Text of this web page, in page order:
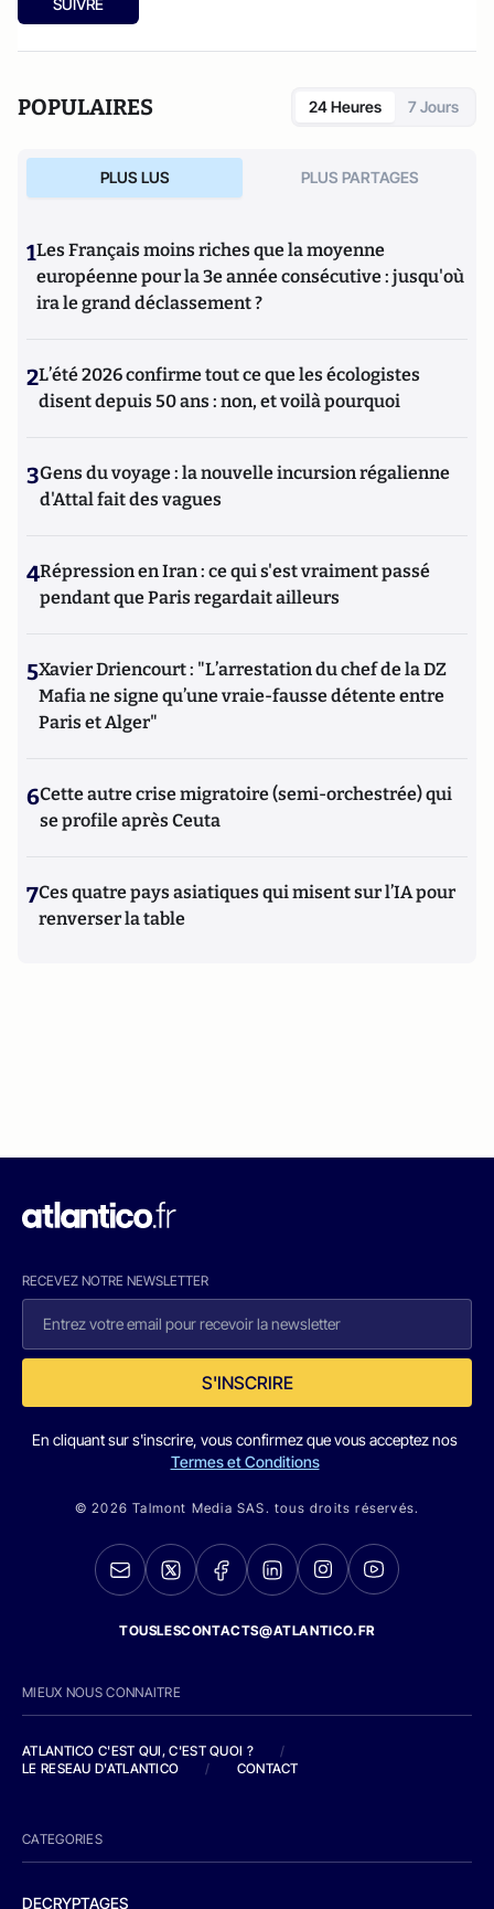
SUIVRE
POPULAIRES 24 Heures 7 Jours
PLUS LUS PLUS PARTAGES
1Les Français moins riches que la moyenne
européenne pour la 3e année consécutive : jusqu'où
ira le grand déclassement ?
2L’été 2026 confirme tout ce que les écologistes
disent depuis 50 ans : non, et voilà pourquoi
3Gens du voyage : la nouvelle incursion régalienne
d'Attal fait des vagues
4Répression en Iran : ce qui s'est vraiment passé
pendant que Paris regardait ailleurs
5Xavier Driencourt : "L’arrestation du chef de la DZ
Mafia ne signe qu’une vraie-fausse détente entre
Paris et Alger"
6Cette autre crise migratoire (semi-orchestrée) qui
se profile après Ceuta
7Ces quatre pays asiatiques qui misent sur l’IA pour
renverser la table
RECEVEZ NOTRE NEWSLETTER
S'INSCRIRE
En cliquant sur s'inscrire, vous confirmez que vous acceptez nos
Termes et Conditions
© 2026 Talmont Media SAS. tous droits réservés.
TOUSLESCONTACTS@ATLANTICO.FR
MIEUX NOUS CONNAITRE
ATLANTICO C'EST QUI, C'EST QUOI ?
/
LE RESEAU D'ATLANTICO
/ CONTACT
CATEGORIES
DECRYPTAGES